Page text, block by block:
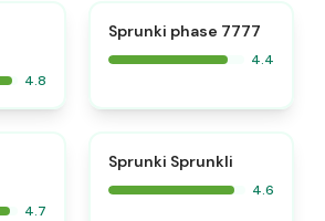
4.8
Sprunki phase 7777
4.4
4.7
Sprunki Sprunkli
4.6